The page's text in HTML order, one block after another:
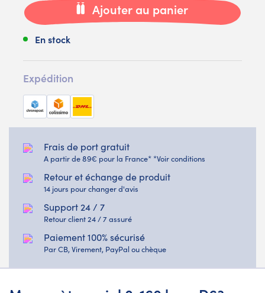
Ajouter au panier
En stock
Expédition
Frais de port gratuit
A partir de 89€ pour la France* *Voir conditions
Retour et échange de produit
14 jours pour changer d'avis
Support 24 / 7
Retour client 24 / 7 assuré
Paiement 100% sécurisé
Par CB, Virement, PayPal ou chèque